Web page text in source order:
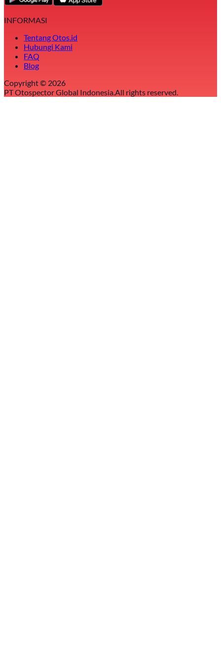
INFORMASI
Tentang Otos.id
Hubungi Kami
FAQ
Blog
Copyright © 2026
PT Otospector Global Indonesia.All rights reserved.